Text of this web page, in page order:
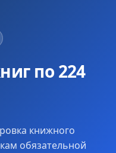
по 224
книжного
обязательной